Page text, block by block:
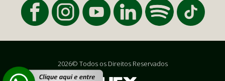
2026© Todos os Direitos Reservados